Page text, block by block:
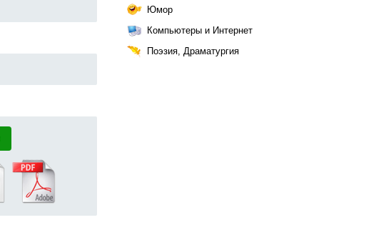
Юмор
Компьютеры и Интернет
Поэзия, Драматургия